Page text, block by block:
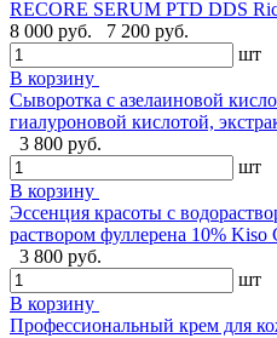
RECORE SERUM PTD DDS
8 000 руб.
7 200 руб.
шт
В корзину
Сыворотка с азелаиновой
гиалуроновой кислотой,
3 800 руб.
шт
В корзину
Эссенция красоты с
раствором фуллерена 10% Kiso
3 800 руб.
шт
В корзину
Профессиональный крем для